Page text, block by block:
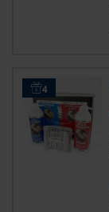
4